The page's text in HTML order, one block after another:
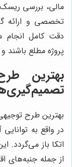
مالی، بررسی
تخصصی و ارائه
دقت کامل انجام
پروژه مطلع باشند
بهترین
بهترین طرح
در واقع به
اتکا باز می‌گردد.
از جمله جنبه‌های